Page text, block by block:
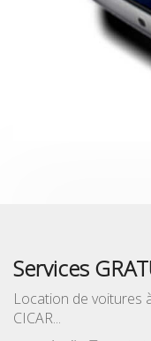
Services
Location de voitures
CICAR...